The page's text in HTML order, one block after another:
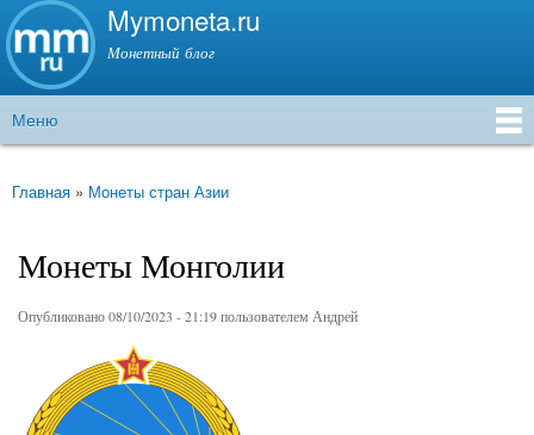
Перейти к
содержанию
Mymoneta.ru
Монетный блог
Главное меню
Меню
Вы здесь
Главная » Монеты стран Азии
Монеты Монголии
Опубликовано 08/10/2023 - 21:19 пользователем Андрей